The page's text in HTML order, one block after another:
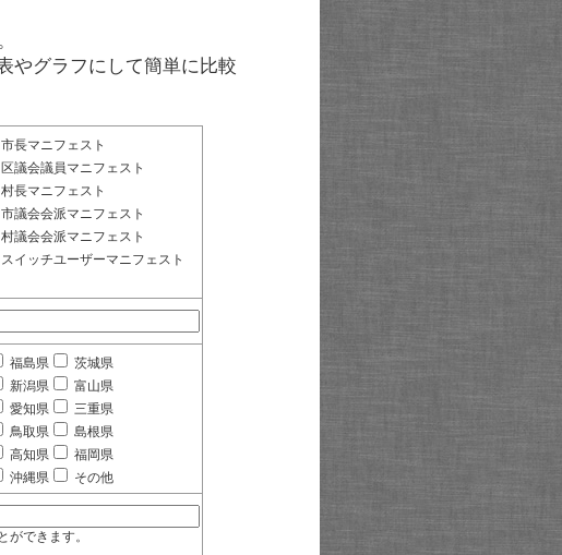
やグラフにして簡単に比較
市長マニフェスト
区議会議員マニフェスト
村長マニフェスト
市議会会派マニフェスト
村議会会派マニフェスト
スイッチユーザーマニフェスト
福島県
茨城県
新潟県
富山県
愛知県
三重県
鳥取県
島根県
高知県
福岡県
沖縄県 その他
できます。